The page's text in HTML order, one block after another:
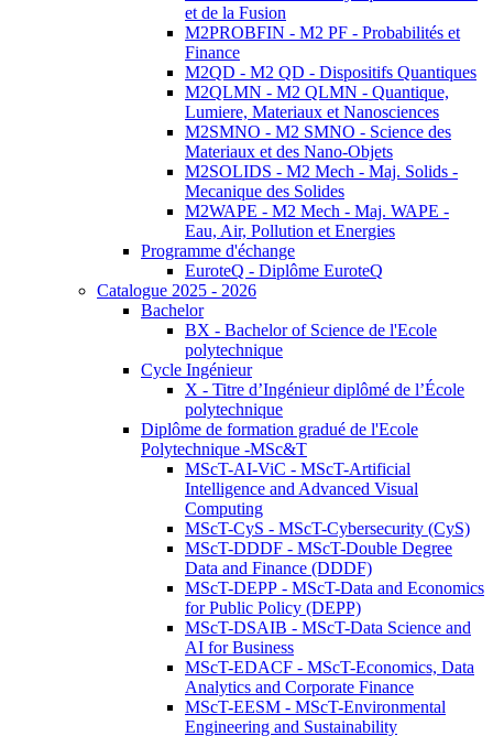
et de la Fusion
M2PROBFIN - M2 PF - Probabilités et
Finance
M2QD - M2 QD - Dispositifs Quantiques
M2QLMN - M2 QLMN - Quantique,
Lumiere, Materiaux et Nanosciences
M2SMNO - M2 SMNO - Science des
Materiaux et des Nano-Objets
M2SOLIDS - M2 Mech - Maj. Solids -
Mecanique des Solides
M2WAPE - M2 Mech - Maj. WAPE -
Eau, Air, Pollution et Energies
Programme d'échange
EuroteQ - Diplôme EuroteQ
Catalogue 2025 - 2026
Bachelor
BX - Bachelor of Science de l'Ecole
polytechnique
Cycle Ingénieur
X - Titre d’Ingénieur diplômé de l’École
polytechnique
Diplôme de formation gradué de l'Ecole
Polytechnique -MSc&T
MScT-AI-ViC - MScT-Artificial
Intelligence and Advanced Visual
Computing
MScT-CyS - MScT-Cybersecurity (CyS)
MScT-DDDF - MScT-Double Degree
Data and Finance (DDDF)
MScT-DEPP - MScT-Data and Economics
for Public Policy (DEPP)
MScT-DSAIB - MScT-Data Science and
AI for Business
MScT-EDACF - MScT-Economics, Data
Analytics and Corporate Finance
MScT-EESM - MScT-Environmental
Engineering and Sustainability